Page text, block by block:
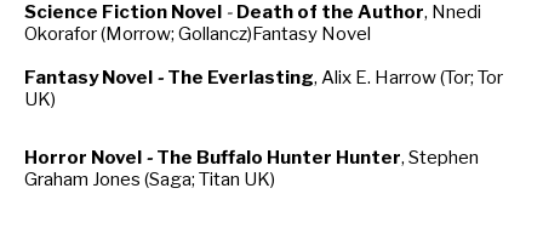
VOIR TOUTES LES RUBRIQUES
Science Fiction Novel - Death of the Author, Nnedi
Okorafor (Morrow; Gollancz)Fantasy Novel
Fantasy Novel - The Everlasting, Alix E. Harrow (Tor; Tor
UK)
Horror Novel - The Buffalo Hunter Hunter, Stephen
Graham Jones (Saga; Titan UK)